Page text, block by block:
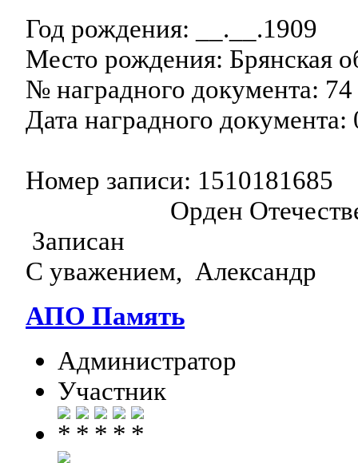
Год рождения: __.__.1909
Место рождения: Брянская
№ наградного документа: 74
Дата наградного документа:
Номер записи: 1510181685
Орден
Записан
С уважением, Александр
АПО Память
Администратор
Участник